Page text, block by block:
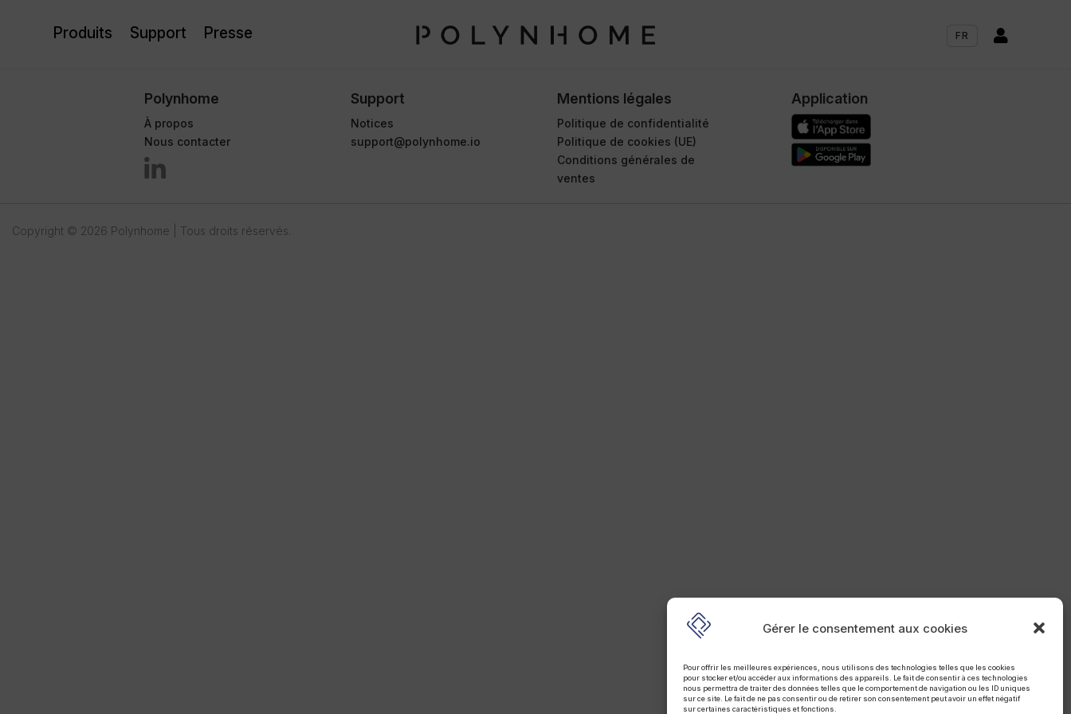
Gérer le consentement aux cookies
Pour offrir les meilleures expériences, nous utilisons des technologies telles que les cookies
pour stocker et/ou accéder aux informations des appareils. Le fait de consentir à ces technologies
nous permettra de traiter des données telles que le comportement de navigation ou les ID uniques
sur ce site. Le fait de ne pas consentir ou de retirer son consentement peut avoir un effet négatif
sur certaines caractéristiques et fonctions.
Produits Support Presse FR 
Polynhome
À propos
Nous contacter

Support
Notices
support@polynhome.io
Mentions légales
Politique de confidentialité
Politique de cookies (UE)
Conditions générales de
ventes
Application
Copyright © 2026 Polynhome | Tous droits réservés.